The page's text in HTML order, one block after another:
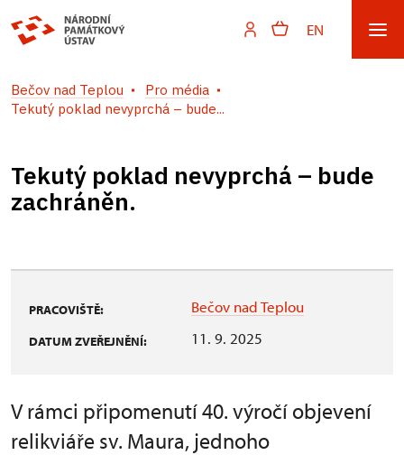
EN
Bečov nad Teplou
Pro média
Tekutý poklad nevyprchá – bude...
Tekutý poklad nevyprchá – bude
zachráněn.
PRACOVIŠTĚ: Bečov nad Teplou
DATUM ZVEŘEJNĚNÍ: 11. 9. 2025
V rámci připomenutí 40. výročí objevení
relikviáře sv. Maura, jednoho